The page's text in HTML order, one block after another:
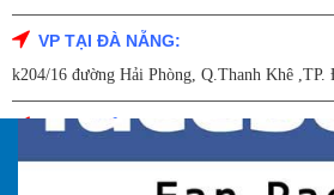
VP TẠI ĐÀ NẴNG:
k204/16 đường Hải Phòng, Q.Thanh Khê ,TP.
VP TẠI HẢI DƯƠNG:
Số 9/14 – P.Tứ Thông – TP Hải Dương